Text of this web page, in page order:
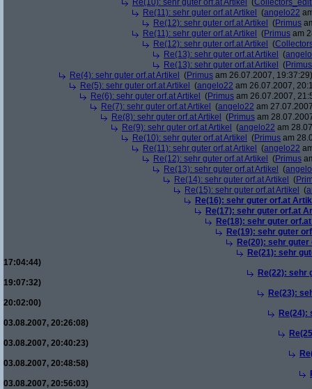
Re(10): sehr guter orf.at Artikel
(
Re(11): sehr guter orf.at Artikel
(angelo22
Re(12): sehr guter orf.at Artikel
(Primus
Re(11): sehr guter orf.at Artikel
(Primus am
Re(12): sehr guter orf.at Artikel
(
Re(13): sehr guter orf.at Artikel
(
Re(13): sehr guter orf.at Artikel
(Primus
Re(4): sehr guter orf.at Artikel
(Primus am 26.07.2007, 19:37:29)
Re(5): sehr guter orf.at Artikel
(angelo22 am 26.07.2007,
Re(6): sehr guter orf.at Artikel
(Primus am 26.07.2007,
Re(7): sehr guter orf.at Artikel
(angelo22 am
Re(8): sehr guter orf.at Artikel
(Primus am
Re(9): sehr guter orf.at Artikel
(angelo22 am
Re(10): sehr guter orf.at Artikel
(Primus am
Re(11): sehr guter orf.at Artikel
(angelo22
Re(12): sehr guter orf.at Artikel
(Primus
Re(13): sehr guter orf.at Artikel
(
Re(14): sehr guter orf.at Artikel
(
Re(15): sehr guter orf.at Artikel
(
Re(16): sehr guter orf.at
Re(17): sehr guter orf.at
Re(18): sehr guter
Re(19): sehr guter
Re(20): sehr
Re(21): sehr
17:04:44)
Re(22): sehr
19:07:32)
Re(23):
20:02:00)
Re(24):
03.08.2007, 20:26:08)
03.08.2007, 20:40:23)
03.08.2007, 20:48:58)
03.08.2007, 20:56:03)